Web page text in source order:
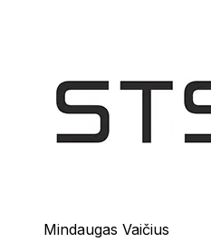
Mindaugas Vaičius